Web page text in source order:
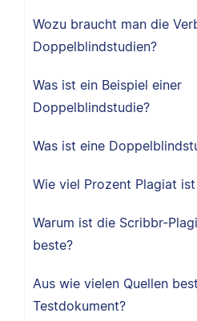
Wozu braucht man die
Doppelblindstudien?
Was ist ein Beispiel einer
Doppelblindstudie?
Was ist eine
Wie viel Prozent Plagiat
Warum ist die Scribbr-
beste?
Aus wie vielen Quellen
Testdokument?